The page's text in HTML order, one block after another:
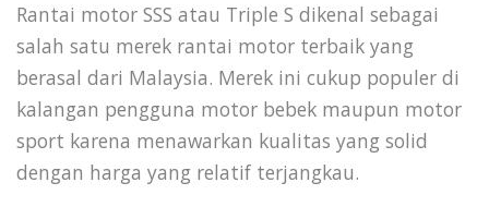
Rantai motor SSS atau Triple S dikenal sebagai
salah satu merek rantai motor terbaik yang
berasal dari Malaysia. Merek ini cukup populer di
kalangan pengguna motor bebek maupun motor
sport karena menawarkan kualitas yang solid
dengan harga yang relatif terjangkau.